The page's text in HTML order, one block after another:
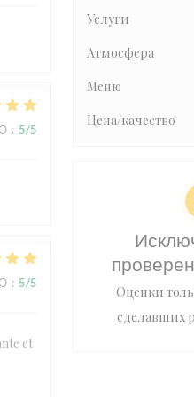
: 5/5
: 5/5
et
Услуги
Атмосфера
Меню
Цена/качество
Оценки
сделавших